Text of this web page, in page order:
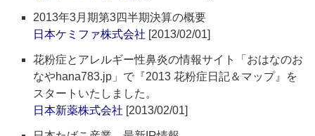
2013年3月期第3四半期決算の概要
日本ケミファ株式会社 [2013/02/01]
花粉症とアレルギー性鼻炎の情報サイト「おはなのお
なやhana783.jp」で『2013 花粉症日記＆マップ』を
スタートいたしました。
日本新薬株式会社 [2013/02/01]